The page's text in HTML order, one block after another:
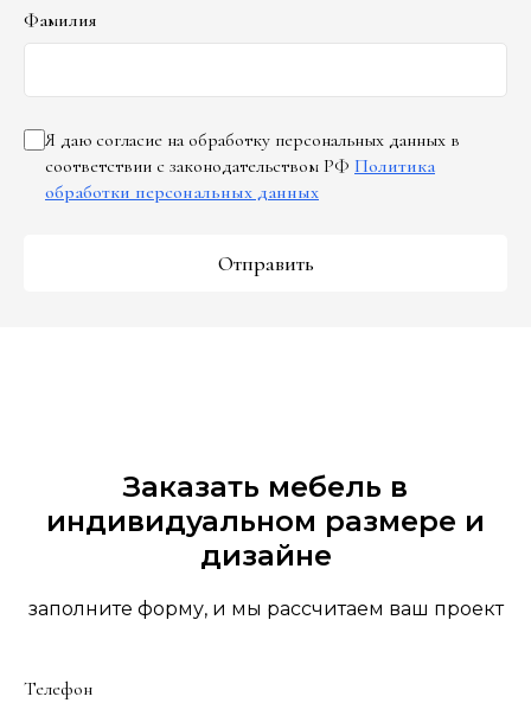
Фамилия
Я даю согласие на обработку персональных данных в
соответствии с законодательством РФ Политика
обработки персональных данных
Отправить
Заказать мебель в
индивидуальном размере и
дизайне
заполните форму, и мы рассчитаем ваш проект
Телефон